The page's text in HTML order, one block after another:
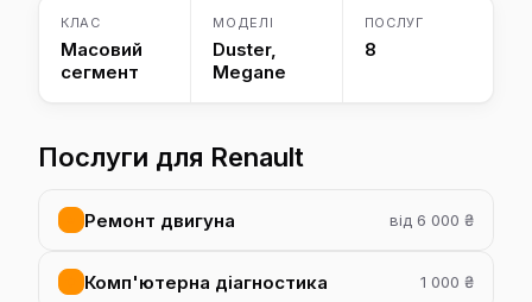
КЛАС
Масовий
сегмент
МОДЕЛІ
Duster,
Megane
ПОСЛУГ
8
Послуги для Renault
Ремонт двигуна від 6 000 ₴
Комп'ютерна діагностика 1 000 ₴